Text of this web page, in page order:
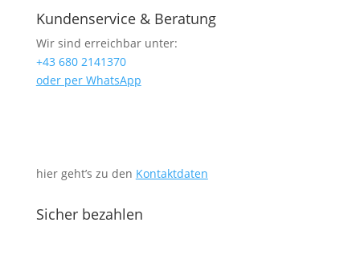
Kundenservice & Beratung
Wir sind erreichbar unter:
+43 680 2141370
oder per WhatsApp
hier geht’s zu den Kontaktdaten
Sicher bezahlen